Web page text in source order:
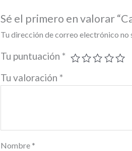
Sé el primero en valorar
Tu dirección de correo electrónico no
Tu puntuación *
Tu valoración *
Nombre *